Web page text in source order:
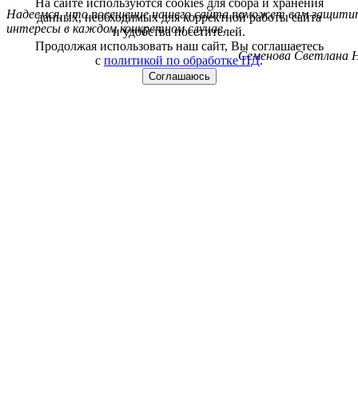
Надеемся, что посещение нашего сайта поможет вам
интересы в каждом конкретном случае.
Семенова Светлана
На сайте используются cookies для сбора и хранения
данных, необходимых для корректной работы сайта
и удобства посетителей.
Продолжая использовать наш сайт, Вы соглашаетесь
с политикой по обработке ПД.
Соглашаюсь